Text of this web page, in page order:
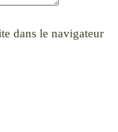
dans le navigateur